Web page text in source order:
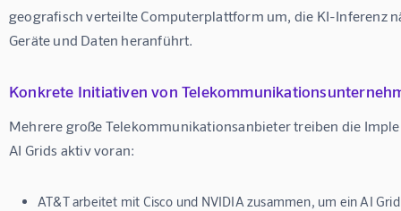
geografisch verteilte Computerplattform um, die KI-Inferenz
Geräte und Daten heranführt.
Konkrete Initiativen von
Mehrere große Telekommunikationsanbieter treiben die
AI Grids aktiv voran:
AT&Tarbeitet mit Cisco und NVIDIA zusammen, um ein AI